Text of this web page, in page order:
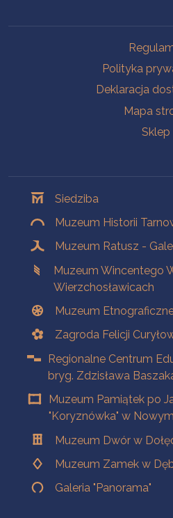
Polityka
Deklaracja
Mapa
Sklep
Siedziba
Muzeum Historii
Muzeum Ratusz -
Muzeum Wincentego
Wierzchosławicach
Muzeum
Zagroda Felicji
Regionalne Centrum
bryg. Zdzisława
Muzeum Pamiątek po
"Koryznówka" w
Muzeum Dwór w
Muzeum Zamek w
Galeria "Panorama"